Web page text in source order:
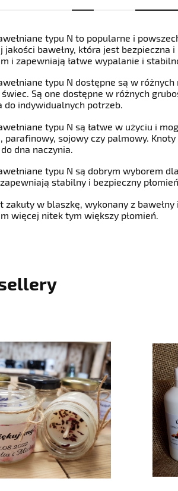
typu N to popularne i
jakości bawełny, która jest
i zapewniają łatwe wypalanie i
typu N dostępne są w
Są one dostępne w różnych
do indywidualnych potrzeb.
typu N są łatwe w użyciu i
parafinowy, sojowy czy palmowy.
dna naczynia.
typu N są dobrym wyborem
stabilny i bezpieczny
zakuty w blaszkę, wykonany z
więcej nitek tym większy płomień.
do koszyka